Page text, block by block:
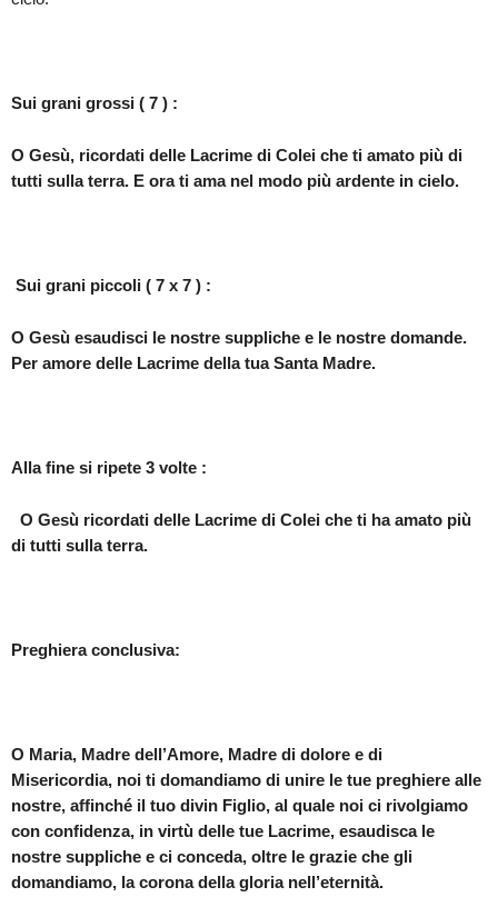
Sui grani grossi ( 7 ) :
O Gesù, ricordati delle Lacrime di Colei che ti amato più di
tutti sulla terra. E ora ti ama nel modo più ardente in cielo.
Sui grani piccoli ( 7 x 7 ) :
O Gesù esaudisci le nostre suppliche e le nostre domande.
Per amore delle Lacrime della tua Santa Madre.
Alla fine si ripete 3 volte :
O Gesù ricordati delle Lacrime di Colei che ti ha amato più
di tutti sulla terra.
Preghiera conclusiva:
O Maria, Madre dell’Amore, Madre di dolore e di
Misericordia, noi ti domandiamo di unire le tue preghiere alle
nostre, affinché il tuo divin Figlio, al quale noi ci rivolgiamo
con confidenza, in virtù delle tue Lacrime, esaudisca le
nostre suppliche e ci conceda, oltre le grazie che gli
domandiamo, la corona della gloria nell’eternità.